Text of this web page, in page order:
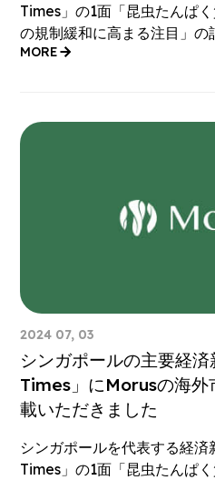
Times」の1面「昆虫たんぱ
の規制緩和に高まる注目」の
MORE
2024 07, 03
シンガポールの主要経
Times」にMorusの海外
載いただきました
シンガポールを代表する経
Times」の1面「昆虫たんぱ